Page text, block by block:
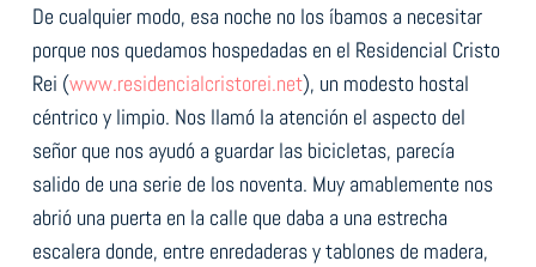
De cualquier modo, esa noche no los íbamos a necesitar
porque nos quedamos hospedadas en el Residencial Cristo
Rei (www.residencialcristorei.net), un modesto hostal
céntrico y limpio. Nos llamó la atención el aspecto del
señor que nos ayudó a guardar las bicicletas, parecía
salido de una serie de los noventa. Muy amablemente nos
abrió una puerta en la calle que daba a una estrecha
escalera donde, entre enredaderas y tablones de madera,